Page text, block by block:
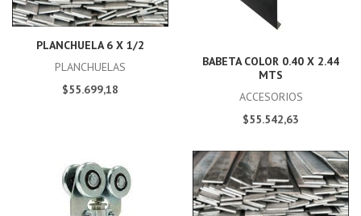
PLANCHUELA 6 X 1/2
PLANCHUELAS
$55.699,18
BABETA COLOR 0.40 X 2.44
MTS
ACCESORIOS
$55.542,63